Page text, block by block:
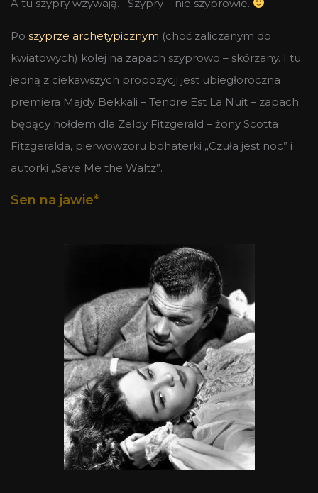
A tu szypry wzywają… Szypry – nie szyprowie.
Po szyprze archetypicznym (choć zaliczanym do
kwiatowych) kolej na zapach szyprowo – skórzany. I tu
jedną z ciekawszych propozycji jest ubiegłoroczna
premiera Majdy Bekkali – Tendre Est La Nuit – zapach
będący hołdem dla Zeldy Fitzgerald – żony Scotta
Fitzgeralda, pierwowzoru bohaterki „Czuła jest noc” i
autorki „Save Me the Waltz”.
Sen na jawie*